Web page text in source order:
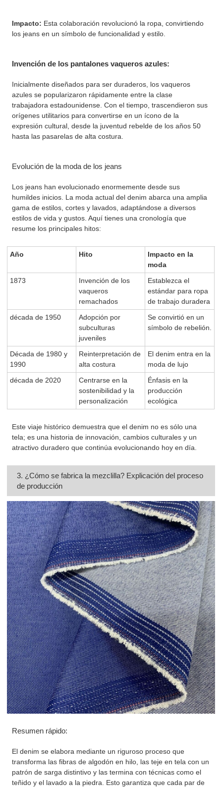
Impacto: Esta colaboración revolucionó la ropa, convirtiendo
los jeans en un símbolo de funcionalidad y estilo.
Invención de los pantalones vaqueros azules:
Inicialmente diseñados para ser duraderos, los vaqueros
azules se popularizaron rápidamente entre la clase
trabajadora estadounidense. Con el tiempo, trascendieron sus
orígenes utilitarios para convertirse en un ícono de la
expresión cultural, desde la juventud rebelde de los años 50
hasta las pasarelas de alta costura.
Evolución de la moda de los jeans
Los jeans han evolucionado enormemente desde sus
humildes inicios. La moda actual del denim abarca una amplia
gama de estilos, cortes y lavados, adaptándose a diversos
estilos de vida y gustos. Aquí tienes una cronología que
resume los principales hitos:
Año Hito
Impacto en la
moda
1873
Invención de los
vaqueros
remachados
Establezca el
estándar para ropa
de trabajo duradera
década de 1950
Adopción por
subculturas
juveniles
Se convirtió en un
símbolo de rebelión.
Década de 1980 y
1990
Reinterpretación de
alta costura
El denim entra en la
moda de lujo
década de 2020
Centrarse en la
sostenibilidad y la
personalización
Énfasis en la
producción
ecológica
Este viaje histórico demuestra que el denim no es sólo una
tela; es una historia de innovación, cambios culturales y un
atractivo duradero que continúa evolucionando hoy en día.
3. ¿Cómo se fabrica la mezclilla? Explicación del proceso
de producción
Resumen rápido:
El denim se elabora mediante un riguroso proceso que
transforma las fibras de algodón en hilo, las teje en tela con un
patrón de sarga distintivo y las termina con técnicas como el
teñido y el lavado a la piedra. Esto garantiza que cada par de